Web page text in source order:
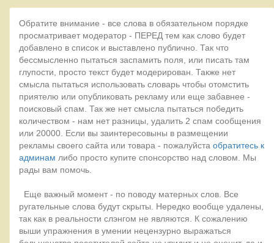
Обратите внимание - все слова в обязательном порядке
просматривает модератор - ПЕРЕД тем как слово будет
добавлено в список и выставлено публично. Так что
бессмысленно пытаться заспамить поля, или писать там
глупости, просто текст будет модерирован. Также нет
смысла пытаться использовать словарь чтобы отомстить
приятелю или опубликовать рекламу или еще забавнее -
поисковый спам. Так же нет смысла пытаться победить
количеством - нам нет разницы, удалить 2 спам сообщения
или 20000. Если вы заинтересовыны в размещении
рекламы своего сайта или товара - пожалуйста обратитесь к
админам либо просто купите спонсорство над словом. Мы
рады вам помочь.
Еще важный момент - по поводу матерных слов. Все
ругательные слова будут скрыты. Нередко вообще удалены,
так как в реальности слэнгом не являются. К сожалению
выши упражнения в умении нецензурно выражаться